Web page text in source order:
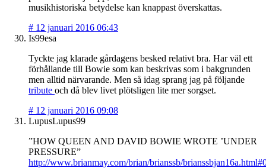
musikhistoriska betydelse kan knappast överskattas.
# 12 januari 2016 06:43
Is99esa
Tyckte jag klarade gårdagens besked relativt bra. Har väl ett
förhållande till Bowie som kan beskrivas som i bakgrunden
men alltid närvarande. Men så idag sprang jag på följande
tribute och då blev livet plötsligen lite mer sorgset.
# 12 januari 2016 09:08
LupusLupus99
”HOW QUEEN AND DAVID BOWIE WROTE ’UNDER
PRESSURE”
http://www.brianmay.com/brian/brianssb/